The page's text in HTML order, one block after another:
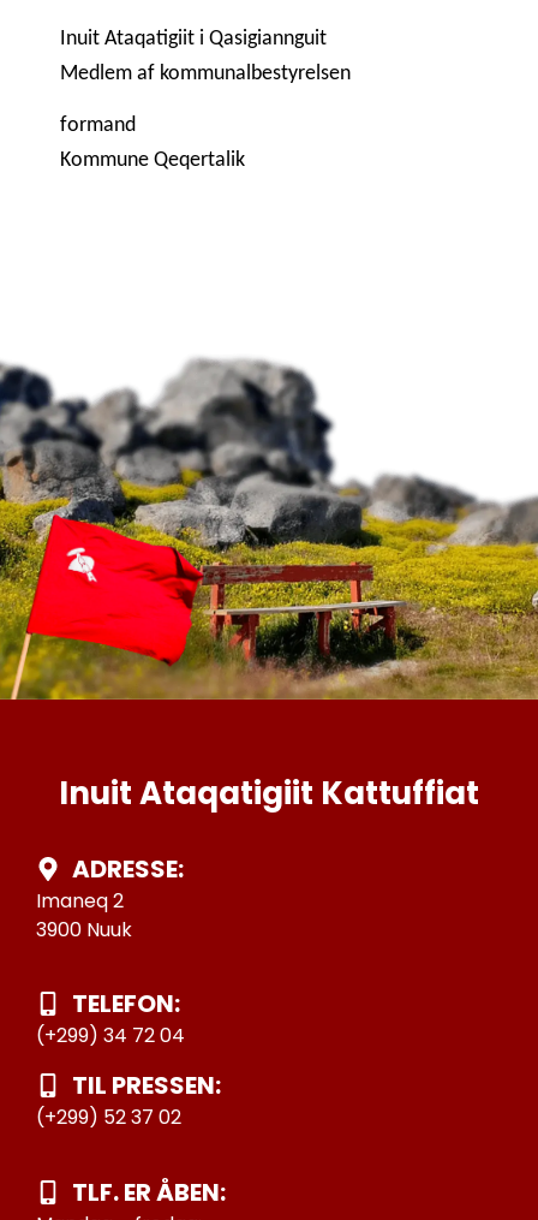
Inuit Ataqatigiit i Qasigiannguit
Medlem af kommunalbestyrelsen
formand
Kommune Qeqertalik
Inuit Ataqatigiit Kattuffiat
ADRESSE:
Imaneq 2
3900 Nuuk
TELEFON:
(+299) 34 72 04
TIL PRESSEN:
(+299) 52 37 02
TLF. ER ÅBEN: